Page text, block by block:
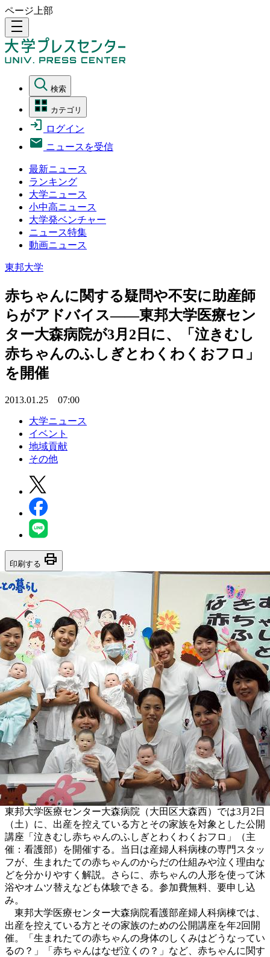
ページ上部
density_medium
検索
カテゴリ
ログイン
ニュースを受信
最新ニュース
ランキング
大学ニュース
小中高ニュース
大学発ベンチャー
ニュース特集
動画ニュース
東邦大学
赤ちゃんに関する疑問や不安に助産師
らがアドバイス――東邦大学医療セン
ター大森病院が3月2日に、「泣きむし
赤ちゃんのふしぎとわくわくおフロ」
を開催
2013.01.25 07:00
大学ニュース
イベント
地域貢献
その他
印刷する print
東邦大学医療センター大森病院（大田区大森西）では3月2日
（土）に、出産を控えている方とその家族を対象とした公開
講座「泣きむし赤ちゃんのふしぎとわくわくおフロ」（主
催：看護部）を開催する。当日は産婦人科病棟の専門スタッ
フが、生まれたての赤ちゃんのからだの仕組みや泣く理由な
どを分かりやすく解説。さらに、赤ちゃんの人形を使って沐
浴やオムツ替えなども体験できる。参加費無料、要申し込
み。
東邦大学医療センター大森病院看護部産婦人科病棟では、
出産を控えている方とその家族のための公開講座を年2回開
催。「生まれたての赤ちゃんの身体のしくみはどうなってい
るの？」「赤ちゃんはなぜ泣くの？」など、赤ちゃんに関す